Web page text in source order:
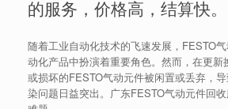
的服务，价格高，结算快。
随着工业自动化技术的飞速发展，FESTO
动化产品中扮演着重要角色。然而，在更新
或损坏的FESTO气动元件被闲置或丢弃，
染问题日益突出。广东FESTO气动元件回